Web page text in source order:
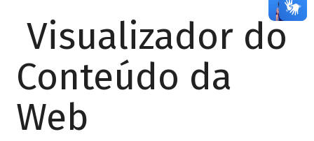
Visualizador do
Conteúdo da
Web